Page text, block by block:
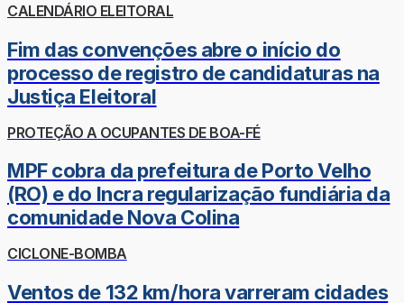
CALENDÁRIO ELEITORAL
Fim das convenções abre o início do
processo de registro de candidaturas na
Justiça Eleitoral
PROTEÇÃO A OCUPANTES DE BOA-FÉ
MPF cobra da prefeitura de Porto Velho
(RO) e do Incra regularização fundiária da
comunidade Nova Colina
CICLONE-BOMBA
Ventos de 132 km/hora varreram cidades